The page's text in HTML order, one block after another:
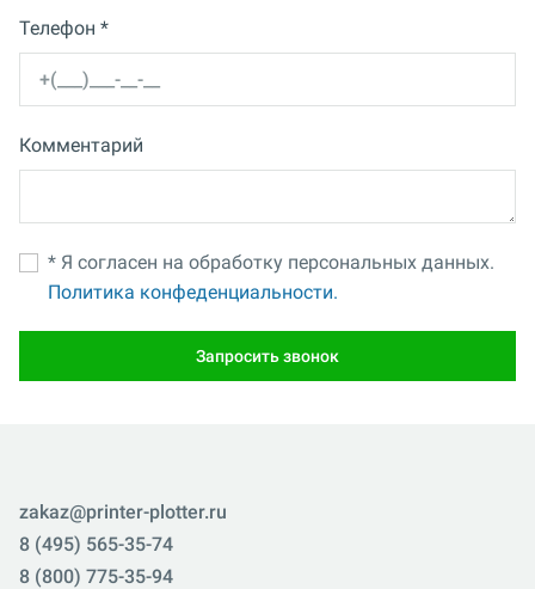
Телефон *
Комментарий
* Я согласен на обработку персональных данных.
Политика конфеденциальности.
Запросить звонок
zakaz@printer-plotter.ru
8 (495) 565-35-74
8 (800) 775-35-94